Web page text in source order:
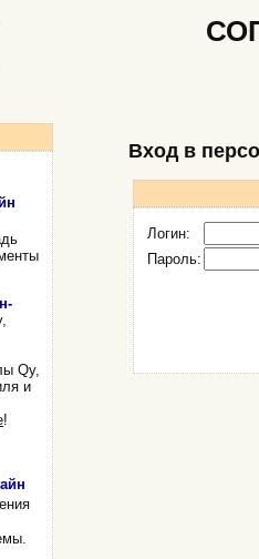
Qy,
и
!
Вход в
Логин:
Пароль: